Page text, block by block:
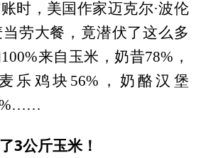
时，美国作家迈克尔·波伦
劳大餐，竟潜伏了这么多
来自玉米，奶昔78%，
乐鸡块56%，奶酪汉堡
3公斤玉米！